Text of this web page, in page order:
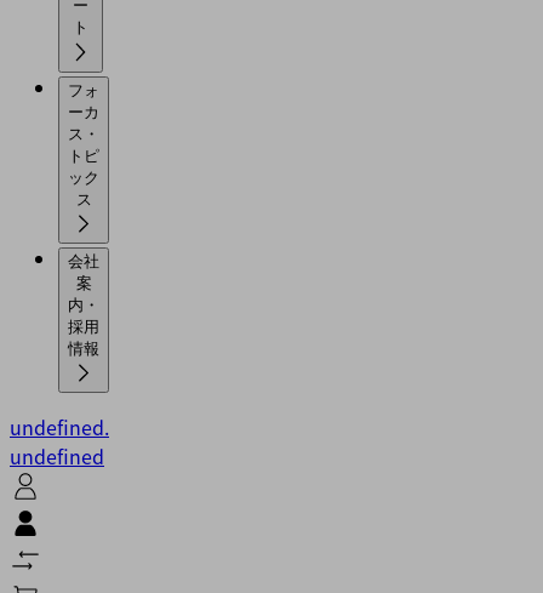
ー
フォ
ーカ
ス・
トピ
ック
会社
案
内・
採用
情報
undefined.
undefined